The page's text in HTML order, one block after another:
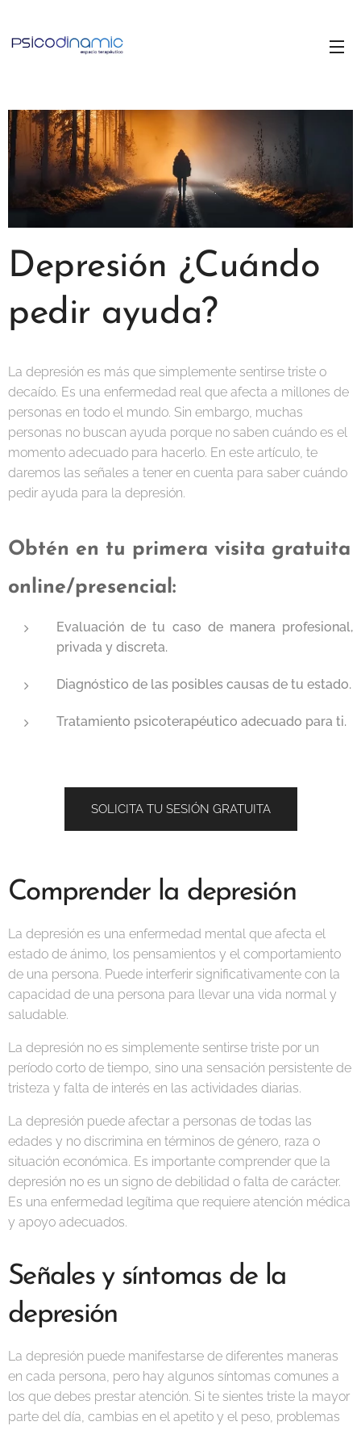
Depresión ¿Cuándo
pedir ayuda?
La depresión es más que simplemente sentirse triste o
decaído. Es una enfermedad real que afecta a millones de
personas en todo el mundo. Sin embargo, muchas
personas no buscan ayuda porque no saben cuándo es el
momento adecuado para hacerlo. En este artículo, te
daremos las señales a tener en cuenta para saber cuándo
pedir ayuda para la depresión.
Obtén en tu primera visita gratuita
online/presencial:
Evaluación de tu caso de manera profesional,
privada y discreta.
Diagnóstico de las posibles causas de tu estado.
Tratamiento psicoterapéutico adecuado para ti.
SOLICITA TU SESIÓN GRATUITA
Comprender la depresión
La depresión es una enfermedad mental que afecta el
estado de ánimo, los pensamientos y el comportamiento
de una persona. Puede interferir significativamente con la
capacidad de una persona para llevar una vida normal y
saludable.
La depresión no es simplemente sentirse triste por un
período corto de tiempo, sino una sensación persistente de
tristeza y falta de interés en las actividades diarias.
La depresión puede afectar a personas de todas las
edades y no discrimina en términos de género, raza o
situación económica. Es importante comprender que la
depresión no es un signo de debilidad o falta de carácter.
Es una enfermedad legítima que requiere atención médica
y apoyo adecuados.
Señales y síntomas de la
depresión
La depresión puede manifestarse de diferentes maneras
en cada persona, pero hay algunos síntomas comunes a
los que debes prestar atención. Si te sientes triste la mayor
parte del día, cambias en el apetito y el peso, problemas